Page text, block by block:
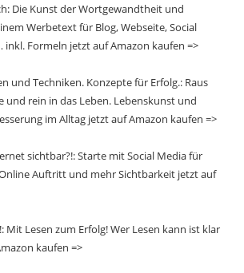
Die Kunst der Wortgewandtheit und
Werbetext für Blog, Webseite, Social
inkl. Formeln jetzt auf Amazon kaufen =>
und Techniken. Konzepte für Erfolg.: Raus
und rein in das Leben. Lebenskunst und
im Alltag jetzt auf Amazon kaufen =>
sichtbar?!: Starte mit Social Media für
Auftritt und mehr Sichtbarkeit jetzt auf
Mit Lesen zum Erfolg! Wer Lesen kann ist klar
kaufen =>